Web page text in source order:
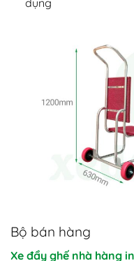
dụng
Bộ bán hàng
Xe đẩy ghế nhà hàng